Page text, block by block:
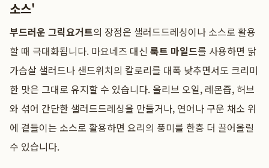
소스'
부드러운 그릭요거트의 장점은 샐러드드레싱이나 소스로 활용
할 때 극대화됩니다. 마요네즈 대신 룩트 마일드를 사용하면 닭
가슴살 샐러드나 샌드위치의 칼로리를 대폭 낮추면서도 크리미
한 맛은 그대로 유지할 수 있습니다. 올리브 오일, 레몬즙, 허브
와 섞어 간단한 샐러드드레싱을 만들거나, 연어나 구운 채소 위
에 곁들이는 소스로 활용하면 요리의 풍미를 한층 더 끌어올릴
수 있습니다.